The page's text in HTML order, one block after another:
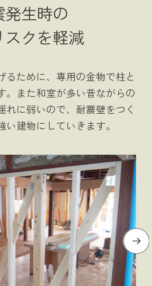
発生時の
クを軽減
るために、専用の金物で柱と
。また和室が多い昔ながらの
れに弱いので、耐震壁をつく
い建物にしていきます。